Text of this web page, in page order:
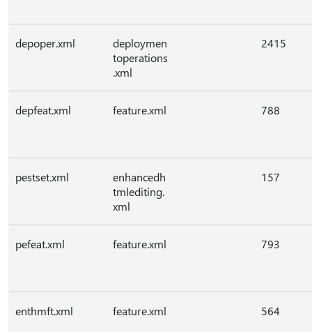
depoper.xml
deploymen
toperations
.xml
2415
depfeat.xml feature.xml 788
pestset.xml
enhancedh
tmlediting.
xml
157
pefeat.xml feature.xml 793
enthmft.xml feature.xml 564